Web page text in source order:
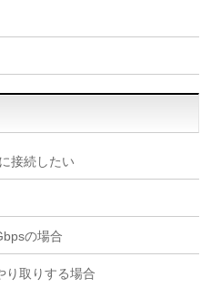
接続したい
の場合
り取りする場合